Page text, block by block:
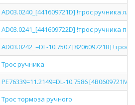
AD03.0240_[441609721D] !трос ручника л./
AD03.0241_[441609722D] !трос ручника п./
AD03.0242_=DL-10.7507 [820609721B]
Трос ручника
PE76339=11.2149=DL-10.7586
Трос тормоза ручного